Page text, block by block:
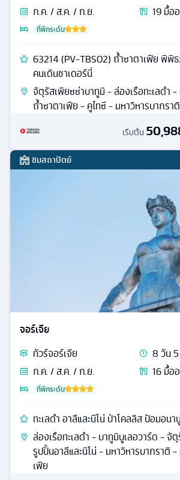
ก.ค. / ส.ค. / ก.ย.
19มื้ออ
ที่พักระดับ
63214 (PV-TBS02) ถ้ำซาตาเฟีย พิ
คนเดินชาเดอร์นี่
จัตุรัสเพียซซ่าบาทูมิ - ล่องเรือทะเลดำ
ถ้ำซาตาเฟีย - คูไทซี - มหาวิหารบากรา
เริ่มต้น
ชมสถาปัตย์
จอร์เจีย
ทัวร์จอร์เจีย 8วัน5
ก.ค. / ส.ค. / ก.ย.
16มื้ออ
ที่พักระดับ
ทะเลดำ อาลีและนีโน่ ป่าโคลลิส ป้อมอนา
ล่องเรือทะเลดำ - บาทูมิบูเลอวาร์ด - จั
รูปปั้นอาลีและนิโน่ - มหาวิหารบากราติ
เฟีย